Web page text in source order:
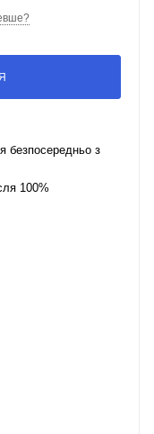
безпосередньо з
100%